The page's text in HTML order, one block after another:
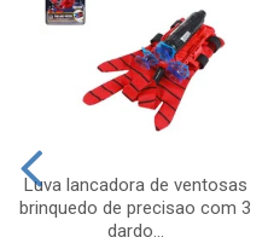
Luva lancadora de ventosas
brinquedo de precisao com 3
dardo...